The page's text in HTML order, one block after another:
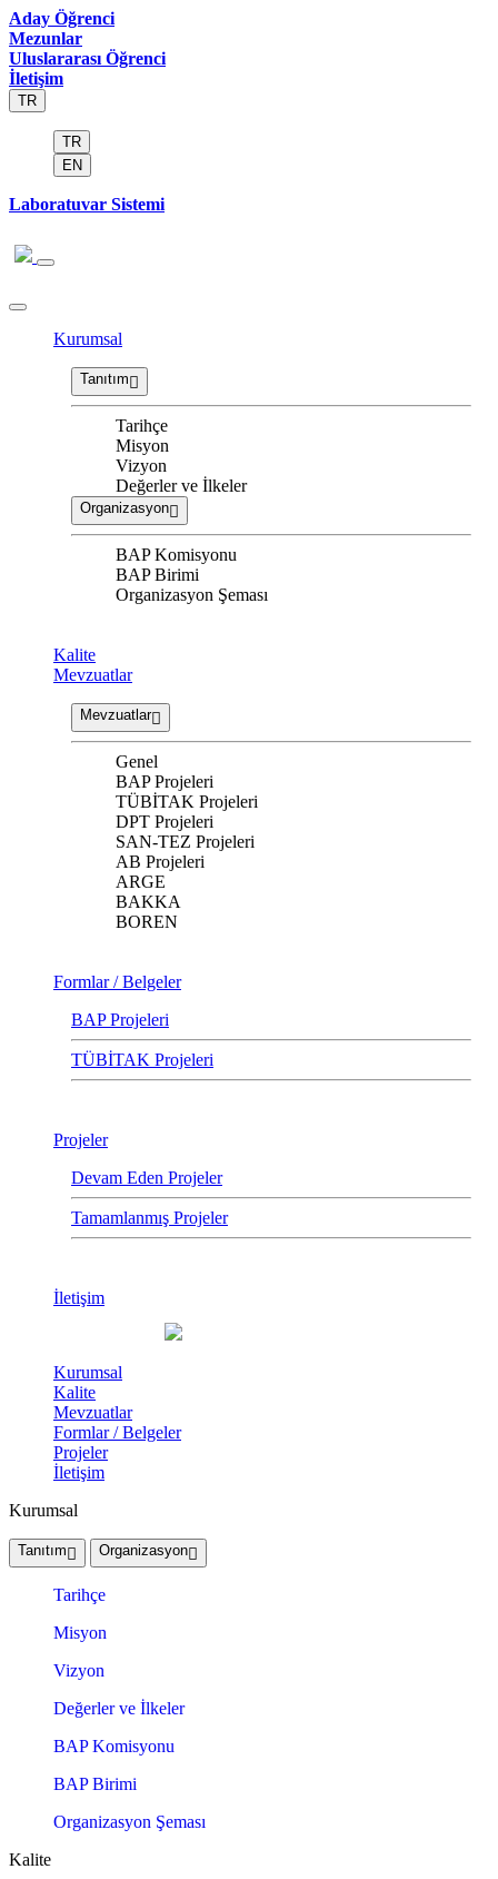
Aday Öğrenci
Mezunlar
Uluslararası Öğrenci
İletişim
TR
TR
EN
Laboratuvar Sistemi
Kurumsal
Tanıtım
Tarihçe
Misyon
Vizyon
Değerler ve İlkeler
Organizasyon
BAP Komisyonu
BAP Birimi
Organizasyon Şeması
Kalite
Mevzuatlar
Mevzuatlar
Genel
BAP Projeleri
TÜBİTAK Projeleri
DPT Projeleri
SAN-TEZ Projeleri
AB Projeleri
ARGE
BAKKA
BOREN
Formlar / Belgeler
BAP Projeleri
TÜBİTAK Projeleri
Projeler
Devam Eden Projeler
Tamamlanmış Projeler
İletişim
Kurumsal
Kalite
Mevzuatlar
Formlar / Belgeler
Projeler
İletişim
Kurumsal
Tanıtım Organizasyon
Tarihçe
Misyon
Vizyon
Değerler ve İlkeler
BAP Komisyonu
BAP Birimi
Organizasyon Şeması
Kalite